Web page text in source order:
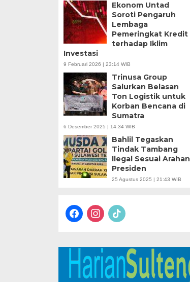
Ekonom Untad
Soroti Pengaruh
Lembaga
Pemeringkat Kredit
terhadap Iklim
Investasi
9 Februari 2026 | 23:14 WIB
Trinusa Group
Salurkan Belasan
Ton Logistik untuk
Korban Bencana di
Sumatra
6 Desember 2025 | 14:34 WIB
Bahlil Tegaskan
Tindak Tambang
Ilegal Sesuai Arahan
Presiden
25 Agustus 2025 | 21:43 WIB
facebookinstagram
tiktok